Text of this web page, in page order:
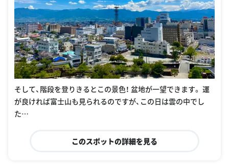
そして、階段を登りきるとこの景色！ 盆地が一望できます。 運
が良ければ富士山も見られるのですが、この日は雲の中でし
た…
このスポットの詳細を見る